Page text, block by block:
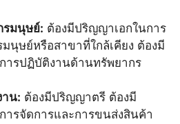
รมนุษย์: ต้องมีปริญญาเอกในการ
นุษย์หรือสาขาที่ใกล้เคียง ต้องมี
ารปฏิบัติงานด้านทรัพยากร
าน: ต้องมีปริญญาตรี ต้องมี
ารจัดการและการขนส่งสินค้า